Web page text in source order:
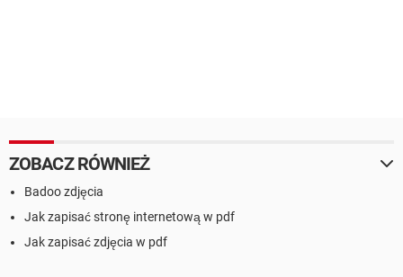
ZOBACZ RÓWNIEŻ
Badoo zdjęcia
Jak zapisać stronę internetową w pdf
Jak zapisać zdjęcia w pdf